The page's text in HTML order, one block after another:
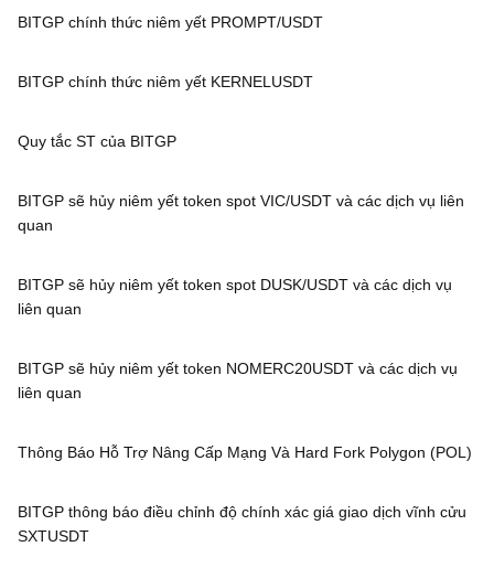
BITGP chính thức niêm yết PROMPT/USDT
BITGP chính thức niêm yết KERNELUSDT
Quy tắc ST của BITGP
BITGP sẽ hủy niêm yết token spot VIC/USDT và các dịch vụ liên
quan
BITGP sẽ hủy niêm yết token spot DUSK/USDT và các dịch vụ
liên quan
BITGP sẽ hủy niêm yết token NOMERC20USDT và các dịch vụ
liên quan
Thông Báo Hỗ Trợ Nâng Cấp Mạng Và Hard Fork Polygon (POL)
BITGP thông báo điều chỉnh độ chính xác giá giao dịch vĩnh cửu
SXTUSDT